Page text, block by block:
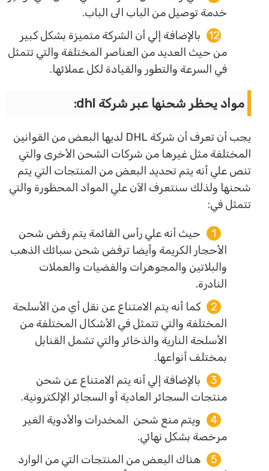
خدمة توصيل من الباب الى الباب.
بالإضافة إلي أن الشركة متميزة بشكل كبير
من حيث العديد من العناصر المختلفة والتي تتمثل
في السرعة والتطور والقيادة لكل عملائها.
مواد يحظر شحنها عبر شركة dhl:
يجب أن تعرف أن شركة DHL لديها البعض من القوانين
المختلفة مثل غيرها من شركات الشحن الأخرى والتي
تنص علي أنه يتم تحديد البعض من المنتجات التي يتم
شحنها ولذلك سنتعرف الآن علي المواد المحظورة والتي
تتمثل في:
حيث أنه علي رأس القائمة يتم رفض شحن
الأحجار الكريمة وأيضا ترفض شحن سبائك الذهب
والبلاتين والمجوهرات والفضيات والعملات
النادرة.
كما أنه يتم الامتناع عن نقل أي من الأسلحة
المختلفة والتي تتمثل في الأشكال المختلفة من
الأسلحة النارية والذخائر والتي تشمل القنابل
بمختلف أنواعها.
بالإضافة إلي أنه يتم الامتناع عن شحن
منتجات السجائر العادية أو السجائر الإلكترونية.
ويتم منع شحن المخدرات والأدوية الغير
مرخصة بشكل نهائي.
هناك البعض من المنتجات التي من الوارد